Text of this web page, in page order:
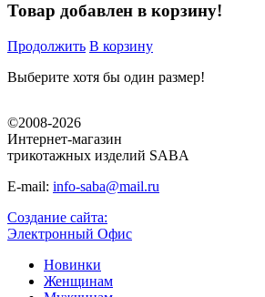
Товар добавлен в корзину!
Продолжить В корзину
Выберите хотя бы один размер!
©2008-2026
Интернет-магазин
трикотажных изделий SABA
E-mail: info-saba@mail.ru
Создание сайта:
Электронный Офис
Новинки
Женщинам